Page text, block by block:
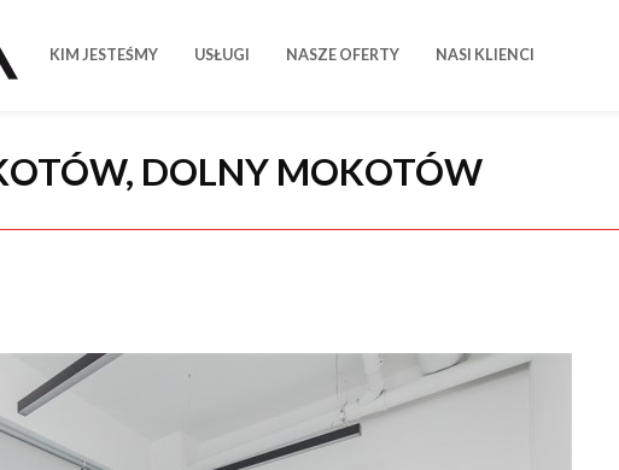
KIM JESTEŚMY USŁUGI NASZE OFERTY NASI KLIENCI
DOLNY MOKOTÓW